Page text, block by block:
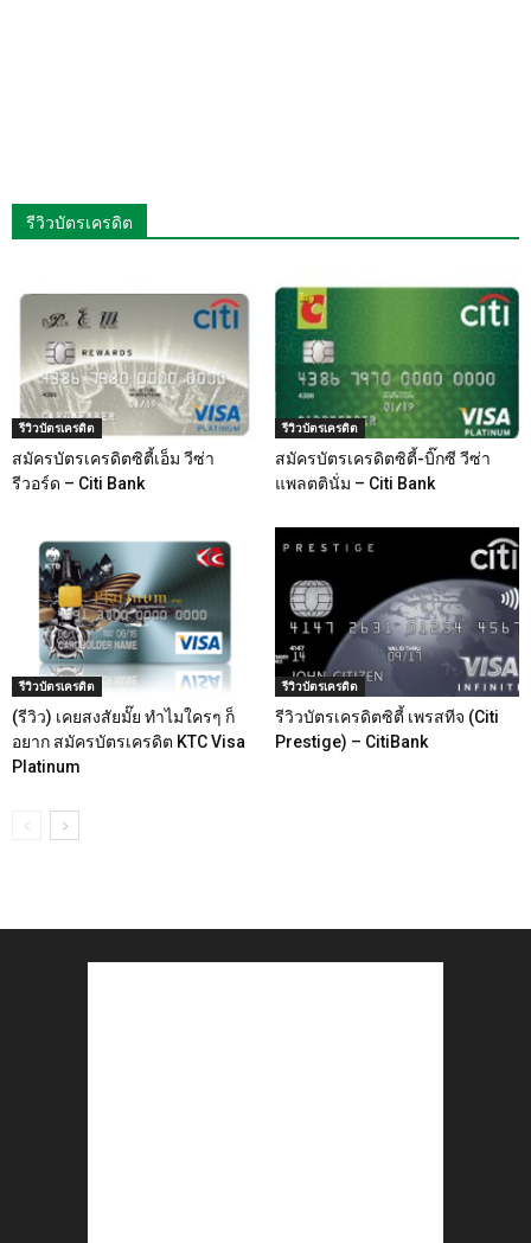
รีวิวบัตรเครดิต
รีวิวบัตรเครดิต
สมัครบัตรเครดิตซิตี้เอ็ม วีซ่า
รีวอร์ด – Citi Bank
รีวิวบัตรเครดิต
สมัครบัตรเครดิตซิตี้-บิ๊กซี วีซ่า
แพลตตินั่ม – Citi Bank
รีวิวบัตรเครดิต
(รีวิว) เคยสงสัยมั๊ย ทำไมใครๆ ก็
อยาก สมัครบัตรเครดิต KTC Visa
Platinum
รีวิวบัตรเครดิต
รีวิวบัตรเครดิตซิตี้ เพรสทีจ (Citi
Prestige) – CitiBank